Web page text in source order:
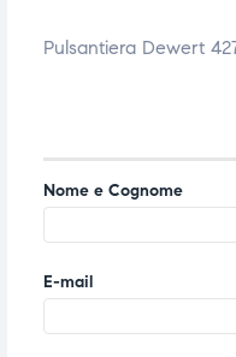
Pulsantiera Dewert
Nome e Cognome
E-mail